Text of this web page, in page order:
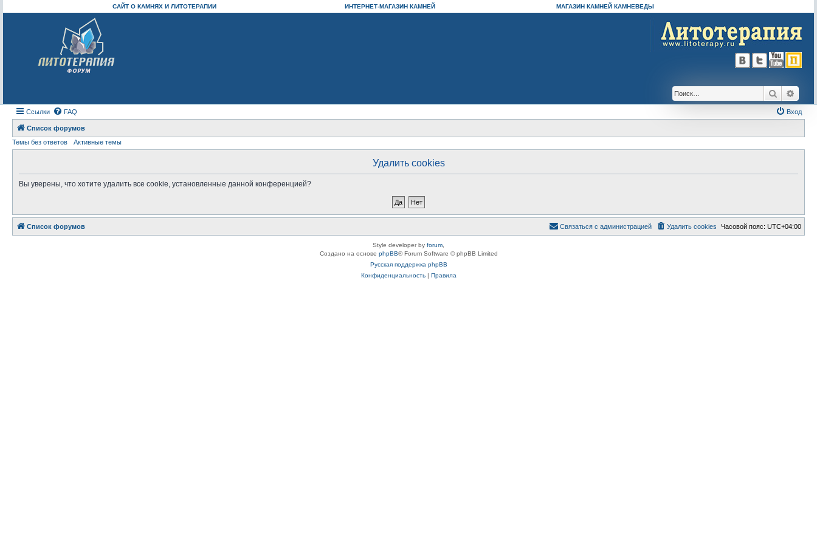
САЙТ О КАМНЯХ И ЛИТОТЕРАПИИ ИНТЕРНЕТ-МАГАЗИН КАМНЕЙ МАГАЗИН КАМНЕЙ КАМНЕВЕДЫ
Поиск
Ссылки FAQ Вход
Список форумов
Темы без ответов
Активные темы
Удалить cookies
Вы уверены, что хотите удалить все cookie, установленные данной конференцией?
Список форумов Часовой пояс: UTC+04:00
Удалить cookies
Связаться с администрацией
Style developer by forum
Создано на основе phpBB® Forum Software © phpBB Limited
Русская поддержка phpBB
Конфиденциальность| Правила